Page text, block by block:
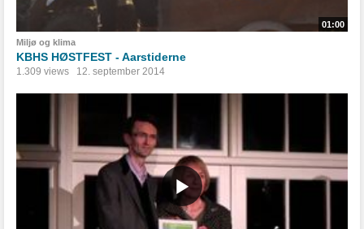
01:00
Miljø og klima
KBHS HØSTFEST - Aarstiderne
1.309 views 12. september 2014